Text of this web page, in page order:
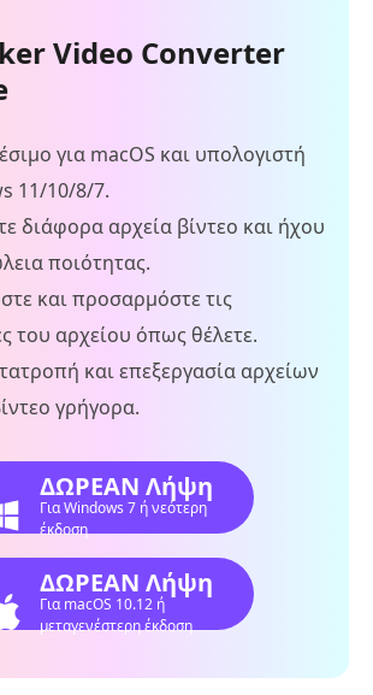
Video Converter
για macOS και υπολογιστή
11/10/8/7.
διάφορα αρχεία βίντεο και ήχου
ποιότητας.
και προσαρμόστε τις
του αρχείου όπως θέλετε.
και επεξεργασία αρχείων
γρήγορα.
ΔΩΡΕΑΝ Λήψη
Για Windows 7 ή νεότερη
έκδοση
ΔΩΡΕΑΝ Λήψη
Για macOS 10.12 ή
μεταγενέστερη έκδοση